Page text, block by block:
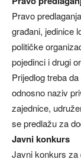
Pravo
građani, jedinice
političke
pojedinci i drugi
Prijedlog treba
odnosno naziv
zajednice,
se predlažu za
Javni konkurs
Javni konkurs za